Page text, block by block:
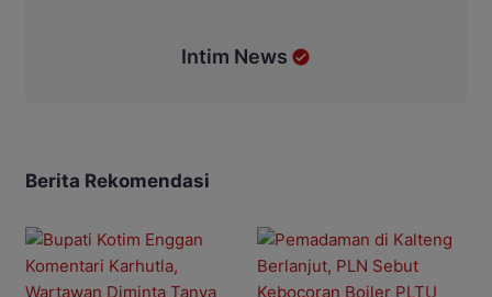
Intim News
Berita Rekomendasi